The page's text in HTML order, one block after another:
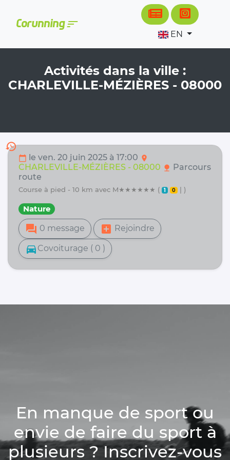
Corunningsort
EN
Activités dans la ville :
CHARLEVILLE-MÉZIÈRES - 08000
history
calendar_today le ven. 20 juin 2025 à 17:00 location_on
CHARLEVILLE-MÉZIÈRES - 08000 nature Parcours
route
course à pied - 10 km avec M★★★★★★ ( 1 0 | )
Nature
forum 0 message add_box Rejoindre
directions_car Covoiturage ( 0 )
En manque de sport ou
envie de faire du sport à
plusieurs ? Inscrivez-vous